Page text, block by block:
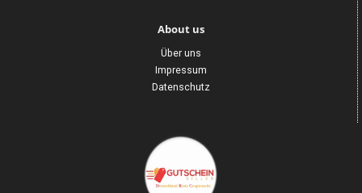
About us
Über uns
Impressum
Datenschutz